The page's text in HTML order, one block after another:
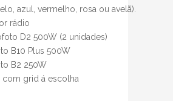
azul, vermelho, rosa ou avelã).
rádio
D2 500W (2 unidades)
B10 Plus 500W
B2 250W
com grid á escolha